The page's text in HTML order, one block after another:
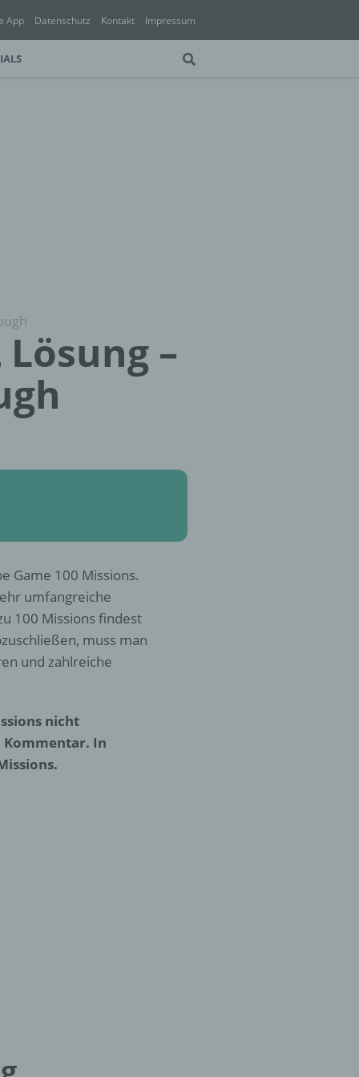
App Datenschutz Kontakt Impressum
–
Game 100 Missions.
umfangreiche
100 Missions findest
muss man
und zahlreiche
nicht
In